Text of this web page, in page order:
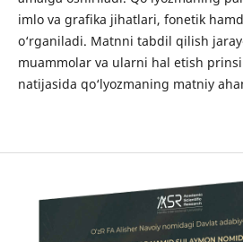
imlo va grafika jihatlari, fonetik
o‘rganiladi. Matnni tabdil qilish
muammolar va ularni hal etish
natijasida qo‘lyozmaning matniy